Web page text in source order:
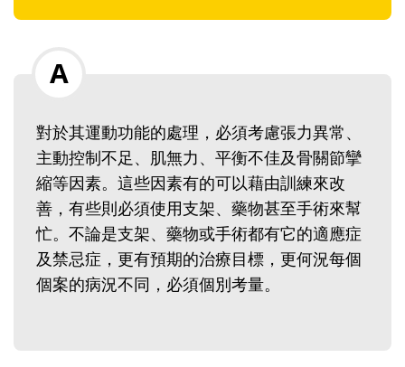
對於其運動功能的處理，必須考慮張力異常、
主動控制不足、肌無力、平衡不佳及骨關節攣
縮等因素。這些因素有的可以藉由訓練來改
善，有些則必須使用支架、藥物甚至手術來幫
忙。不論是支架、藥物或手術都有它的適應症
及禁忌症，更有預期的治療目標，更何況每個
個案的病況不同，必須個別考量。